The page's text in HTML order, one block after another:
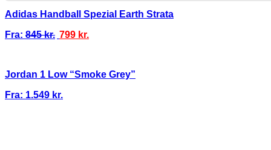
Adidas Handball Spezial Earth Strata
Fra: 845kr. 799 kr.
Jordan 1 Low “Smoke Grey”
Fra: 1.549 kr.